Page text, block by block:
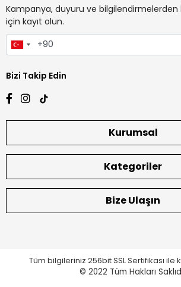
Kampanya, duyuru ve
için kayıt olun.
Bizi Takip Edin
Kurumsal
Kategoriler
Bize Ulaşın
Tüm bilgileriniz 256bit SSL Sertifikası ile
© 2022 Tüm Hakları